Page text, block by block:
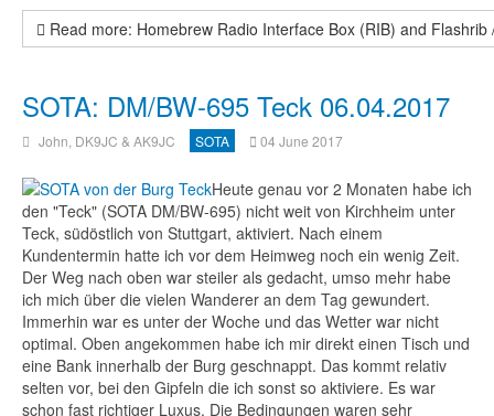
Read more: Homebrew Radio Interface Box (RIB) and
SOTA: DM/BW-695 Teck 06.04.2017
John, DK9JC & AK9JC SOTA 04 June 2017
Heute genau vor 2 Monaten habe ich
den "Teck" (SOTA DM/BW-695) nicht weit von Kirchheim unter
Teck, südöstlich von Stuttgart, aktiviert. Nach einem
Kundentermin hatte ich vor dem Heimweg noch ein wenig Zeit.
Der Weg nach oben war steiler als gedacht, umso mehr habe
ich mich über die vielen Wanderer an dem Tag gewundert.
Immerhin war es unter der Woche und das Wetter war nicht
optimal. Oben angekommen habe ich mir direkt einen Tisch und
eine Bank innerhalb der Burg geschnappt. Das kommt relativ
selten vor, bei den Gipfeln die ich sonst so aktiviere. Es war
schon fast richtiger Luxus. Die Bedingungen waren sehr